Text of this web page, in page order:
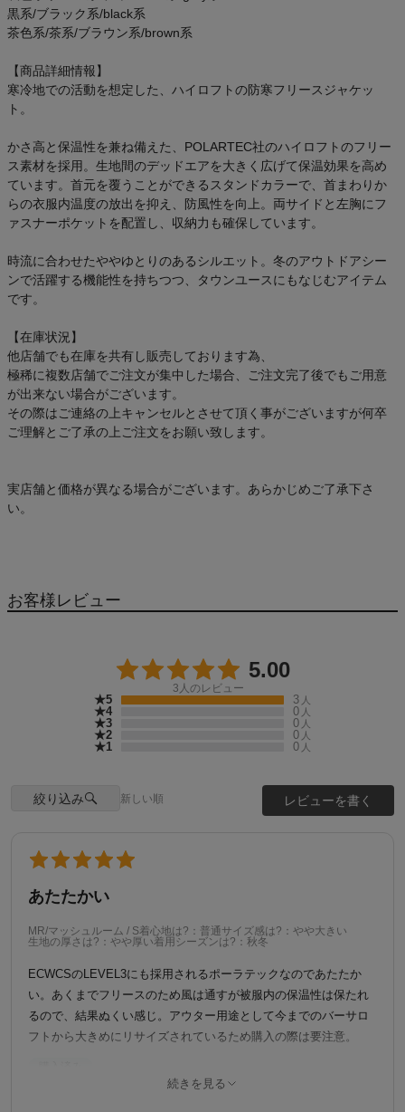
黒系/ブラック系/black系
茶色系/茶系/ブラウン系/brown系
【商品詳細情報】
寒冷地での活動を想定した、ハイロフトの防寒フリースジャケッ
ト。
かさ高と保温性を兼ね備えた、POLARTEC社のハイロフトのフリー
ス素材を採用。生地間のデッドエアを大きく広げて保温効果を高め
ています。首元を覆うことができるスタンドカラーで、首まわりか
らの衣服内温度の放出を抑え、防風性を向上。両サイドと左胸にフ
ァスナーポケットを配置し、収納力も確保しています。
時流に合わせたややゆとりのあるシルエット。冬のアウトドアシー
ンで活躍する機能性を持ちつつ、タウンユースにもなじむアイテム
です。
【在庫状況】
他店舗でも在庫を共有し販売しております為、
極稀に複数店舗でご注文が集中した場合、ご注文完了後でもご用意
が出来ない場合がございます。
その際はご連絡の上キャンセルとさせて頂く事がございますが何卒
ご理解とご了承の上ご注文をお願い致します。
実店舗と価格が異なる場合がございます。あらかじめご了承下さ
い。
お客様レビュー
5.00
3 人のレビュー
★5 3 人
★4 0 人
★3 0 人
★2 0 人
★1 0 人
絞り込み 新しい順 レビューを書く
あたたかい
MR/マッシュルーム / S着心地は?：普通 サイズ感は?：やや大きい
生地の厚さは?：やや厚い着用シーズンは?：秋冬
ECWCSのLEVEL3にも採用されるポーラテックなのであたたか
い。あくまでフリースのため風は通すが被服内の保温性は保たれ
るので、結果ぬくい感じ。アウター用途として今までのバーサロ
フトから大きめにリサイズされているため購入の際は要注意。
ご自身の性別を教えてください。：男性
ご自身の年代を教えてください：30代
続きを見る